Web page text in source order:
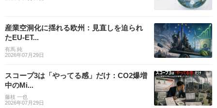
産業空洞化に揺れる欧州：見直しを迫られ
たEU-ET...
有馬 純
2026年07月29日
スコープ3は「やってる感」だけ：CO2爆増
中のMi...
藤枝 一也
2026年07月29日